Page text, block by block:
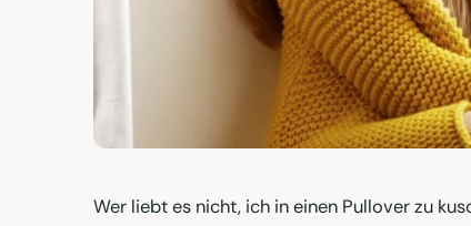
Wer liebt es nicht, ich in einen Pullover zu